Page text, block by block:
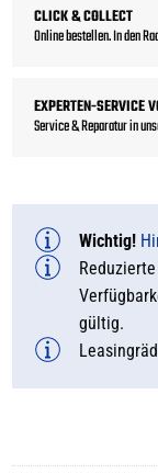
CLICK & COLLECT
Online bestellen. In den
EXPERTEN-SERVICE
Service & Reparatur in
Wichtig!
gültig.